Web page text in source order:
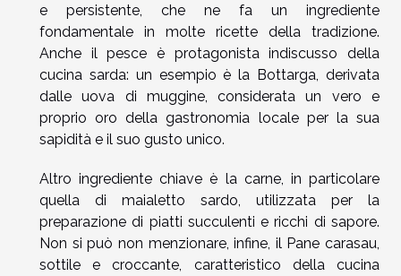
e persistente, che ne fa un ingrediente
fondamentale in molte ricette della tradizione.
Anche il pesce è protagonista indiscusso della
cucina sarda: un esempio è la Bottarga, derivata
dalle uova di muggine, considerata un vero e
proprio oro della gastronomia locale per la sua
sapidità e il suo gusto unico.
Altro ingrediente chiave è la carne, in particolare
quella di maialetto sardo, utilizzata per la
preparazione di piatti succulenti e ricchi di sapore.
Non si può non menzionare, infine, il Pane carasau,
sottile e croccante, caratteristico della cucina